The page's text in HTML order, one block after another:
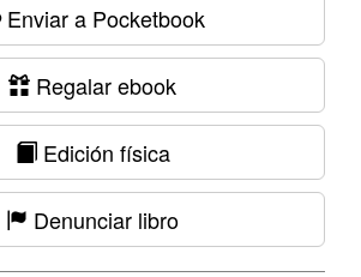
Enviar a Pocketbook
Regalar ebook
Edición física
Denunciar libro